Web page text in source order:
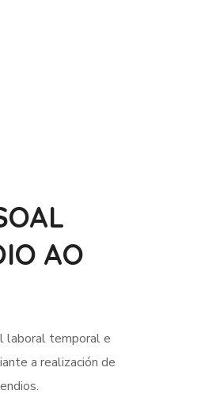
AO
laboral temporal e
a realización de